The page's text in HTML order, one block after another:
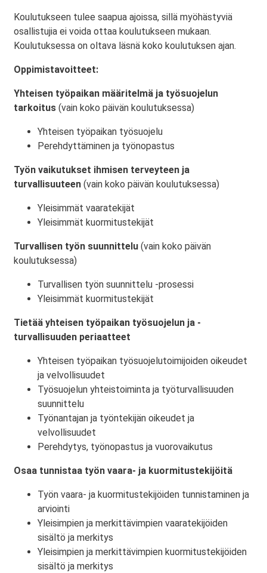
Koulutukseen tulee saapua ajoissa, sillä myöhästyviä
osallistujia ei voida ottaa koulutukseen mukaan.
Koulutuksessa on oltava läsnä koko koulutuksen ajan.
Oppimistavoitteet:
Yhteisen työpaikan määritelmä ja työsuojelun
tarkoitus (vain koko päivän koulutuksessa)
Yhteisen työpaikan työsuojelu
Perehdyttäminen ja työnopastus
Työn vaikutukset ihmisen terveyteen ja
turvallisuuteen (vain koko päivän koulutuksessa)
Yleisimmät vaaratekijät
Yleisimmät kuormitustekijät
Turvallisen työn suunnittelu (vain koko päivän
koulutuksessa)
Turvallisen työn suunnittelu -prosessi
Yleisimmät kuormitustekijät
Tietää yhteisen työpaikan työsuojelun ja -
turvallisuuden periaatteet
Yhteisen työpaikan työsuojelutoimijoiden oikeudet
ja velvollisuudet
Työsuojelun yhteistoiminta ja työturvallisuuden
suunnittelu
Työnantajan ja työntekijän oikeudet ja
velvollisuudet
Perehdytys, työnopastus ja vuorovaikutus
Osaa tunnistaa työn vaara- ja kuormitustekijöitä
Työn vaara- ja kuormitustekijöiden tunnistaminen ja
arviointi
Yleisimpien ja merkittävimpien vaaratekijöiden
sisältö ja merkitys
Yleisimpien ja merkittävimpien kuormitustekijöiden
sisältö ja merkitys